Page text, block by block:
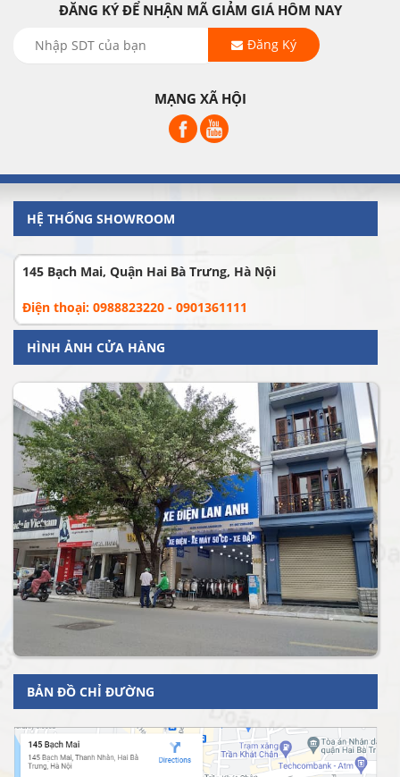
ĐĂNG KÝ ĐỂ NHẬN MÃ GIẢM GIÁ HÔM NAY
Đăng Ký
MẠNG XÃ HỘI
HỆ THỐNG SHOWROOM
145 Bạch Mai, Quận Hai Bà Trưng, Hà Nội
Điện thoại: 0988823220 - 0901361111
HÌNH ẢNH CỬA HÀNG
BẢN ĐỒ CHỈ ĐƯỜNG